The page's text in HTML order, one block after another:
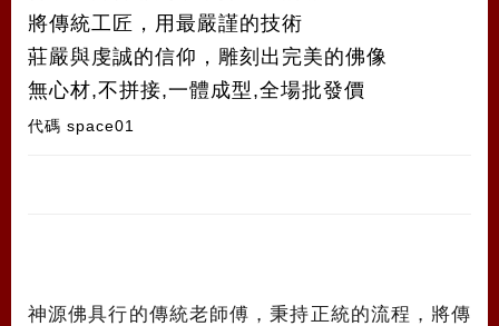
將傳統工匠，用最嚴謹的技術
莊嚴與虔誠的信仰，雕刻出完美的佛像
無心材,不拼接,一體成型,全場批發價
代碼 space01
神源佛具行的傳統老師傅，秉持正統的流程，將傳